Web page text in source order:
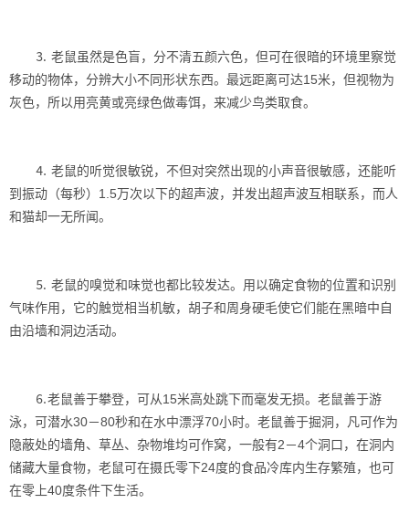
⒊ 老鼠虽然是色盲，分不清五颜六色，但可在很暗的环境里察觉
移动的物体，分辨大小不同形状东西。最远距离可达15米，但视物为
灰色，所以用亮黄或亮绿色做毒饵，来减少鸟类取食。
⒋ 老鼠的听觉很敏锐，不但对突然出现的小声音很敏感，还能听
到振动（每秒）1.5万次以下的超声波，并发出超声波互相联系，而人
和猫却一无所闻。
⒌ 老鼠的嗅觉和味觉也都比较发达。用以确定食物的位置和识别
气味作用，它的触觉相当机敏，胡子和周身硬毛使它们能在黑暗中自
由沿墙和洞边活动。
⒍老鼠善于攀登，可从15米高处跳下而毫发无损。老鼠善于游
泳，可潜水30－80秒和在水中漂浮70小时。老鼠善于掘洞，凡可作为
隐蔽处的墙角、草丛、杂物堆均可作窝，一般有2－4个洞口，在洞内
储藏大量食物，老鼠可在摄氏零下24度的食品冷库内生存繁殖，也可
在零上40度条件下生活。